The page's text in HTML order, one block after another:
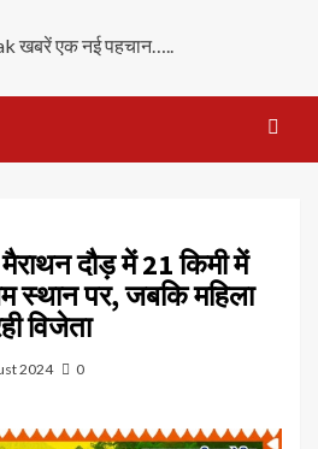
दौड़ में 21 किमी में
स्थान पर, जबकि महिला
विजेता
2024 0